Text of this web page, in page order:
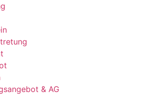
& AG